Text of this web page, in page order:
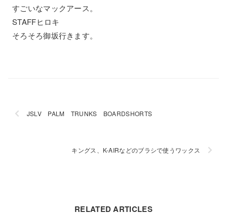
すごいなマックアース。
STAFFヒロキ
そろそろ御坂行きます。
JSLV PALM TRUNKS BOARDSHORTS
キングス、K-AIRなどのブラシで使うワックス
RELATED ARTICLES